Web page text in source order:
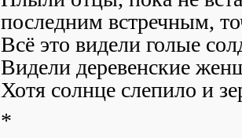
последним встречным,
Всё это видели голые
Видели деревенские
Хотя солнце слепило и
*